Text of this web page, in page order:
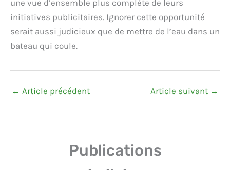
une vue d’ensemble plus complète de leurs
initiatives publicitaires. Ignorer cette opportunité
serait aussi judicieux que de mettre de l’eau dans un
bateau qui coule.
← Article précédent Article suivant →
Publications